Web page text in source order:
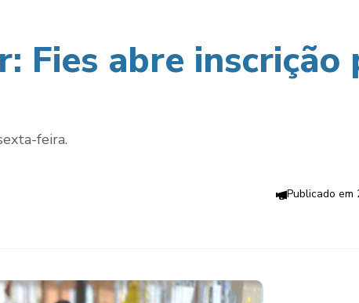
Fies abre inscrição
feira.